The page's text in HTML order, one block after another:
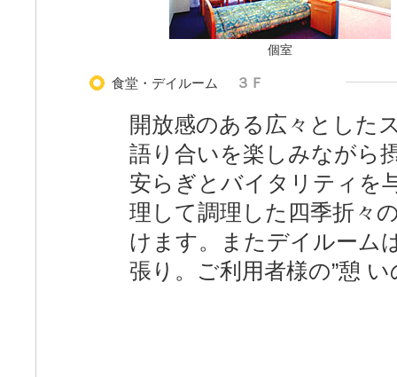
個室
食堂・デイルーム ３Ｆ
開放感のある広々とした
語り合いを楽しみながら
安らぎとバイタリティを
理して調理した四季折々
けます。またデイルーム
張り。ご利用者様の”憩